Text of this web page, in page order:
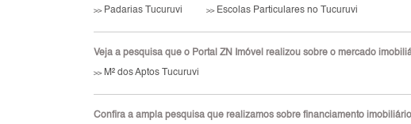
>>Padarias Tucuruvi >>Escolas Particulares no Tucuruvi
Veja a pesquisa que o Portal ZN Imóvel realizou sobre o mercado
>>M² dos Aptos Tucuruvi
Confira a ampla pesquisa que realizamos sobre financiamento